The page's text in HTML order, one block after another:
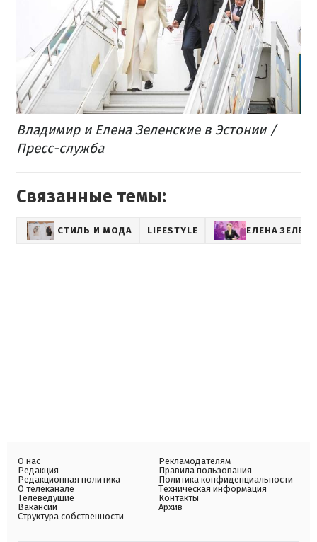
Владимир и Елена Зеленские в Эстонии /
Пресс-служба
Связанные темы:
СТИЛЬ И МОДА LIFESTYLE ЕЛЕНА
О нас
Редакция
Редакционная политика
О телеканале
Телеведущие
Вакансии
Структура собственности
Рекламодателям
Правила пользования
Политика конфиденциальности
Техническая информация
Контакты
Архив